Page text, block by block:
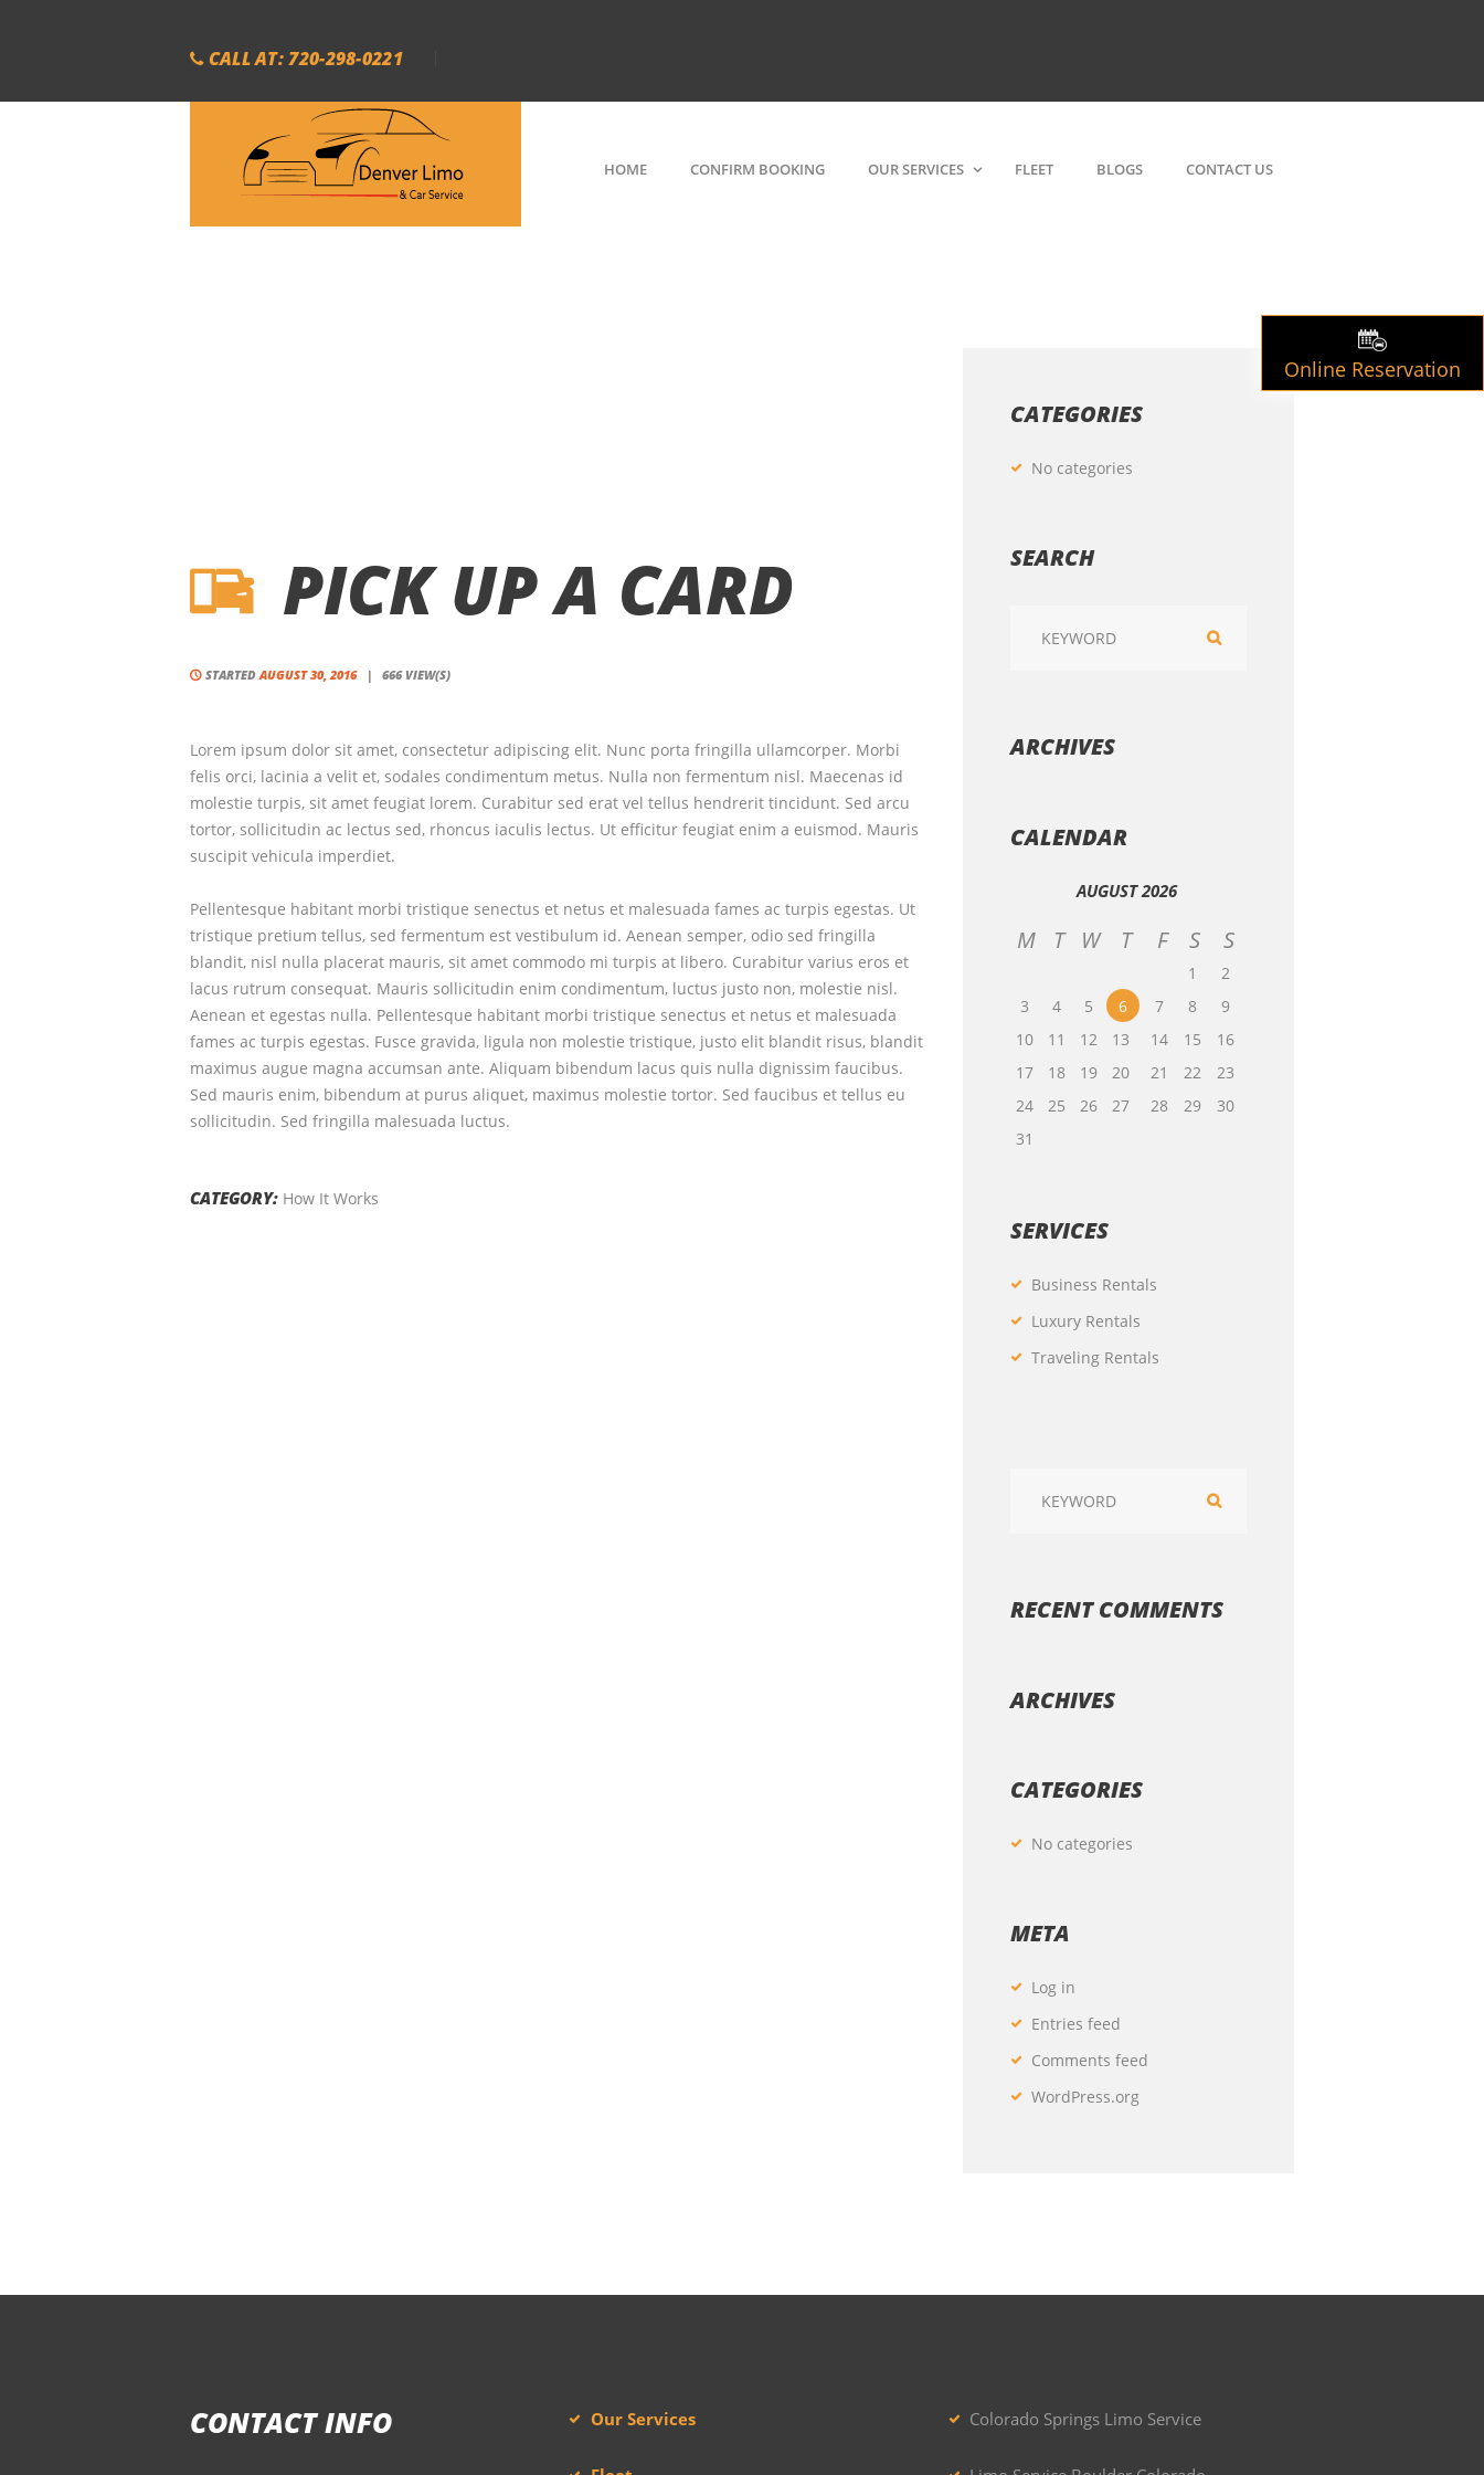
CALL AT: 720-298-0221
HOME CONFIRM BOOKING OUR SERVICES FLEET BLOGS CONTACT US
PICK UP A CARD
STARTEDAUGUST 30, 2016 666VIEW(S)
Lorem ipsum dolor sit amet, consectetur adipiscing elit. Nunc porta fringilla ullamcorper. Morbi
felis orci, lacinia a velit et, sodales condimentum metus. Nulla non fermentum nisl. Maecenas id
molestie turpis, sit amet feugiat lorem. Curabitur sed erat vel tellus hendrerit tincidunt. Sed arcu
tortor, sollicitudin ac lectus sed, rhoncus iaculis lectus. Ut efficitur feugiat enim a euismod. Mauris
suscipit vehicula imperdiet.
Pellentesque habitant morbi tristique senectus et netus et malesuada fames ac turpis egestas. Ut
tristique pretium tellus, sed fermentum est vestibulum id. Aenean semper, odio sed fringilla
blandit, nisl nulla placerat mauris, sit amet commodo mi turpis at libero. Curabitur varius eros et
lacus rutrum consequat. Mauris sollicitudin enim condimentum, luctus justo non, molestie nisl.
Aenean et egestas nulla. Pellentesque habitant morbi tristique senectus et netus et malesuada
fames ac turpis egestas. Fusce gravida, ligula non molestie tristique, justo elit blandit risus, blandit
maximus augue magna accumsan ante. Aliquam bibendum lacus quis nulla dignissim faucibus.
Sed mauris enim, bibendum at purus aliquet, maximus molestie tortor. Sed faucibus et tellus eu
sollicitudin. Sed fringilla malesuada luctus.
CATEGORY: How It Works
CATEGORIES
No categories
SEARCH
ARCHIVES
CALENDAR
AUGUST2026
M T W T F S S
1
2
3
4 5 6 7 8
9
10
11 12 13 14 15
16
17
18 19 20 21 22
23
24
25 26 27 28 29
30
31
SERVICES
Business Rentals
Luxury Rentals
Traveling Rentals
RECENT COMMENTS
ARCHIVES
CATEGORIES
No categories
META
Log in
Entries feed
Comments feed
WordPress.org
CONTACT INFO Our Services Colorado Springs Limo Service
Online Reservation